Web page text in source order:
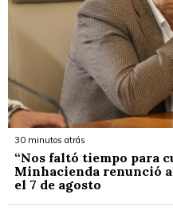
30 minutos atrás
“Nos faltó tiempo para
Minhacienda renunció
el 7 de agosto